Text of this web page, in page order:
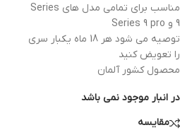
مناسب برای تمامی مدل های Series
9 و Series 9 pro
توصیه می شود هر 18 ماه یکبار سری
را تعویض کنید
محصول کشور آلمان
در انبار موجود نمی باشد
مقایسه